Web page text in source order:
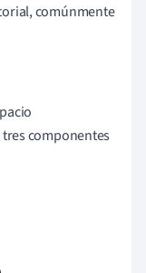
comúnmente
componentes